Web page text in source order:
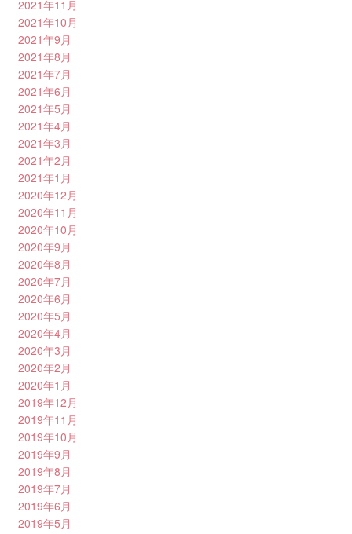
2021年11月
2021年10月
2021年9月
2021年8月
2021年7月
2021年6月
2021年5月
2021年4月
2021年3月
2021年2月
2021年1月
2020年12月
2020年11月
2020年10月
2020年9月
2020年8月
2020年7月
2020年6月
2020年5月
2020年4月
2020年3月
2020年2月
2020年1月
2019年12月
2019年11月
2019年10月
2019年9月
2019年8月
2019年7月
2019年6月
2019年5月